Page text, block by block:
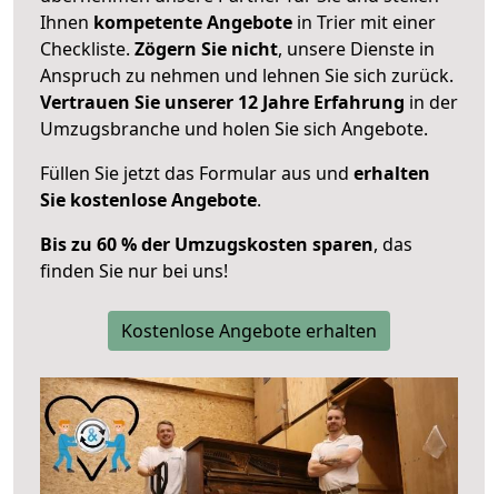
Ihnen kompetente Angebote in Trier mit einer
Checkliste. Zögern Sie nicht, unsere Dienste in
Anspruch zu nehmen und lehnen Sie sich zurück.
Vertrauen Sie unserer 12 Jahre Erfahrung in der
Umzugsbranche und holen Sie sich Angebote.
Füllen Sie jetzt das Formular aus und erhalten
Sie kostenlose Angebote.
Bis zu 60 % der Umzugskosten sparen, das
finden Sie nur bei uns!
Kostenlose Angebote erhalten